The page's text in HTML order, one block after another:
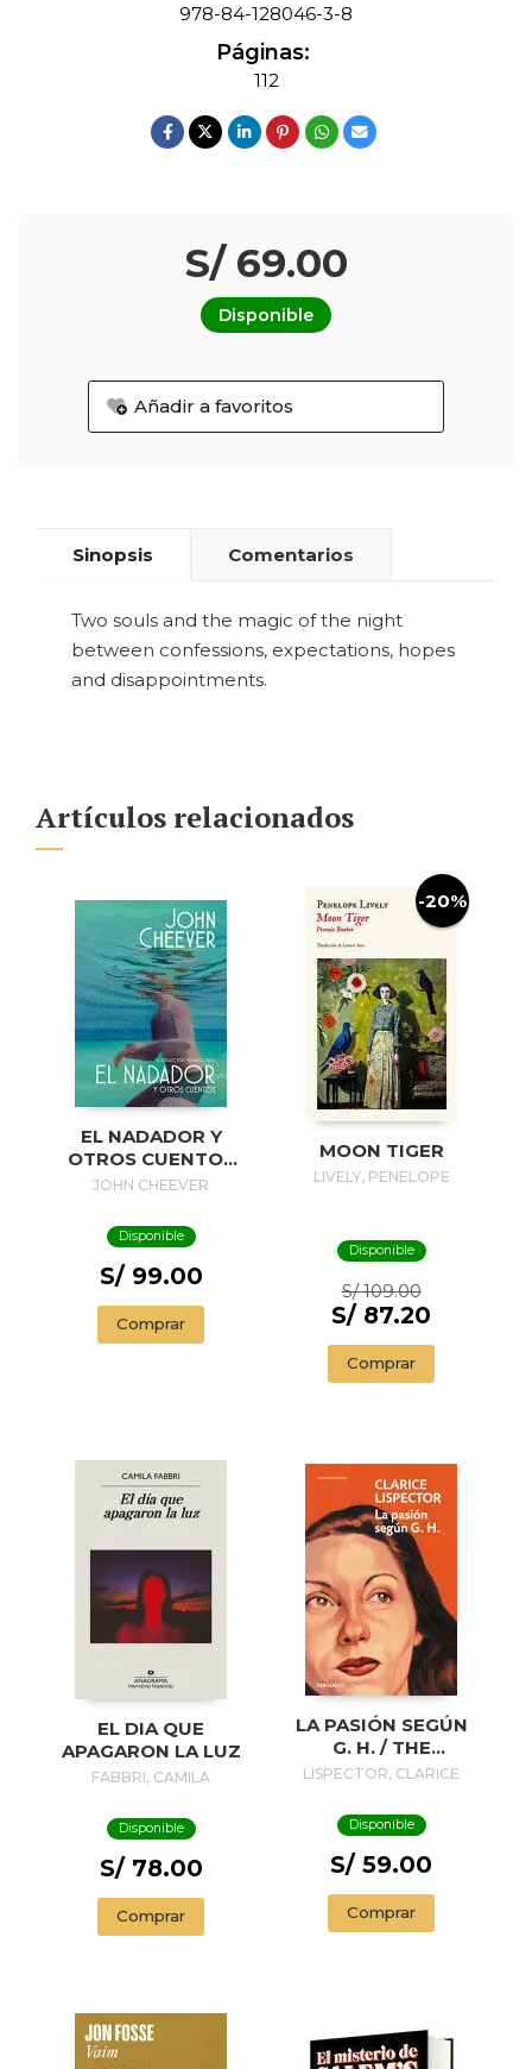
978-84-128046-3-8
Páginas:
112
S/ 69.00
Disponible
Añadir a favoritos
Sinopsis Comentarios
Two souls and the magic of the night
between confessions, expectations, hopes
and disappointments.
Artículos relacionados
EL NADADOR Y
OTROS CUENTOS
(EDICIÓN
SWIMMER AND
OTHER STORIES (
ILLUSTRADED
EDITION)
JOHN CHEEVER
Disponible
S/ 99.00
Comprar
-20%
MOON TIGER
LIVELY, PENELOPE
Disponible
S/ 109.00
S/ 87.20
Comprar
EL DIA QUE
APAGARON LA LUZ
FABBRI, CAMILA
Disponible
S/ 78.00
Comprar
LA PASIÓN SEGÚN
G. H. / THE
PASSION
H.
LISPECTOR, CLARICE
Disponible
S/ 59.00
Comprar